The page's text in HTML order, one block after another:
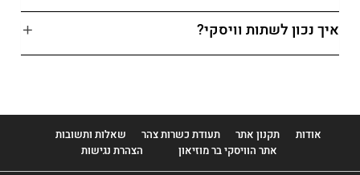
איך נכון לשתות וויסקי?
אודות תקנון אתר תעודת כשרות צהר
שאלות ותשובות
אתר הוויסקי בר מוזיאון
הצהרת נגישות